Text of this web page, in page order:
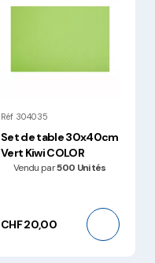
Réf 304035
Set de table 30x40cm
Vert Kiwi COLOR
Vendu par500 Unités
CHF 20,00